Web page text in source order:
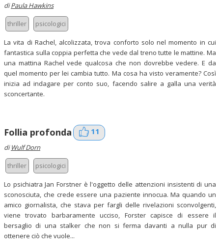
diPaula Hawkins
thriller psicologici
La vita di Rachel, alcolizzata, trova conforto solo nel momento in cui
fantastica sulla coppia perfetta che vede dal treno tutte le mattine. Ma
una mattina Rachel vede qualcosa che non dovrebbe vedere. E da
quel momento per lei cambia tutto. Ma cosa ha visto veramente? Così
inizia ad indagare per conto suo, facendo salire a galla una verità
sconcertante.
Follia profonda 11
diWulf Dorn
thriller psicologici
Lo psichiatra Jan Forstner è l'oggetto delle attenzioni insistenti di una
sconosciuta, che crede essere una paziente innocua. Ma quando un
amico giornalista, che stava per fargli delle rivelazioni sconvolgenti,
viene trovato barbaramente ucciso, Forster capisce di essere il
bersaglio di una stalker che non si ferma davanti a nulla pur di
ottenere ciò che vuole...